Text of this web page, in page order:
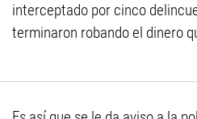
interceptado por cinco
terminaron robando el dinero